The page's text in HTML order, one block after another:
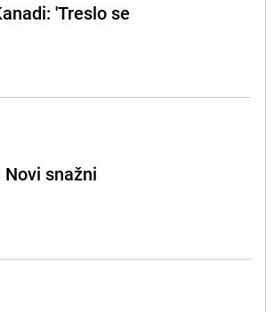
'Treslo se
snažni